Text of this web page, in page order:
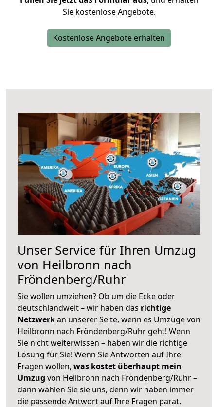
Sie kostenlose Angebote.
Kostenlose Angebote erhalten
Unser Service für Ihren Umzug
von Heilbronn nach
Fröndenberg/Ruhr
Sie wollen umziehen? Ob um die Ecke oder
deutschlandweit – wir haben das richtige
Netzwerkan unserer Seite, wenn es Umzüge von
Heilbronn nach Fröndenberg/Ruhr geht! Wenn
Sie nicht weiterwissen – haben wir die richtige
Lösung für Sie! Wenn Sie Antworten auf Ihre
Fragen wollen, was kostet überhaupt mein
Umzug von Heilbronn nach Fröndenberg/Ruhr –
dann wählen Sie sie uns, denn wir haben immer
die passende Antwort auf Ihre Fragen parat.